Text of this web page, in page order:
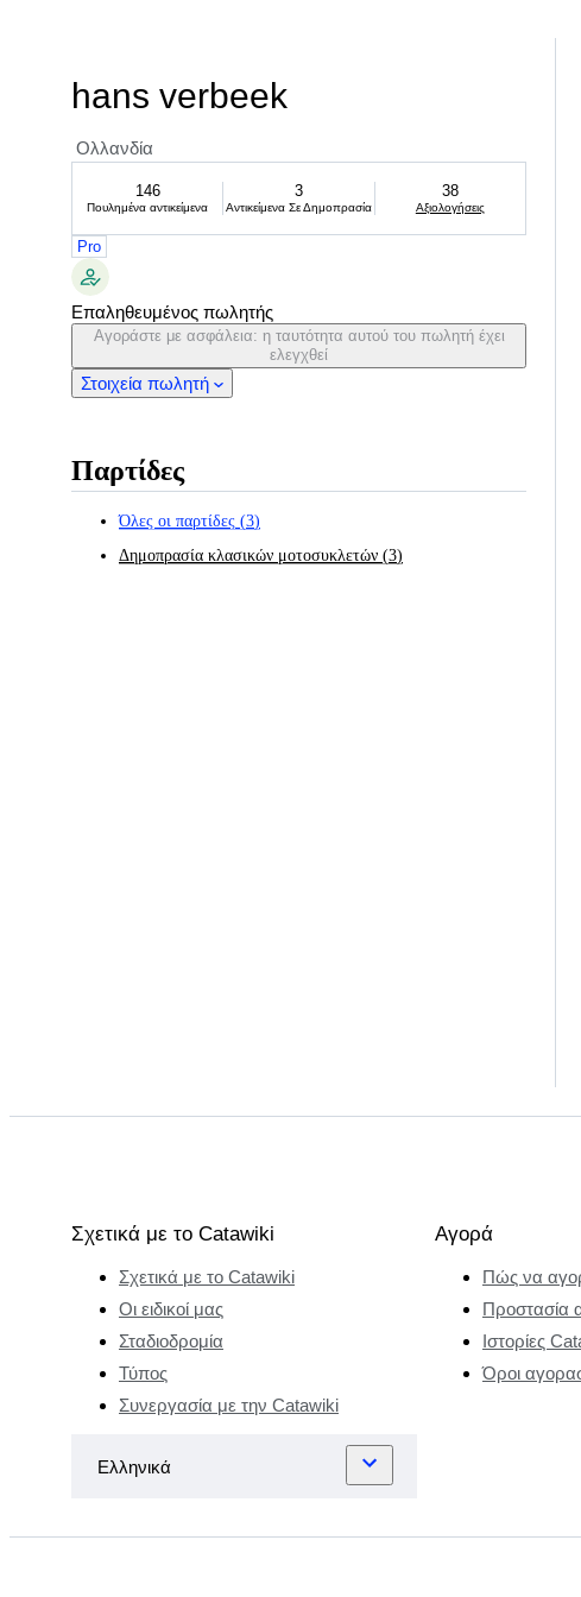
hans verbeek
Ολλανδία
146
Πουλημένα αντικείμενα
3
Αντικείμενα Σε Δημοπρασία
38
Αξιολογήσεις
Pro
Επαληθευμένος πωλητής
Αγοράστε με ασφάλεια: η ταυτότητα αυτού του πωλητή έχει
ελεγχθεί
Στοιχεία πωλητή
Παρτίδες
Όλες οι παρτίδες (3)
Δημοπρασία κλασικών μοτοσυκλετών (3)
Σχετικά με το Catawiki
Σχετικά με το Catawiki
Οι ειδικοί μας
Σταδιοδρομία
Τύπος
Συνεργασία με την Catawiki
Αγορά
Πώς να
Προστασία
Ιστορίες
Όροι